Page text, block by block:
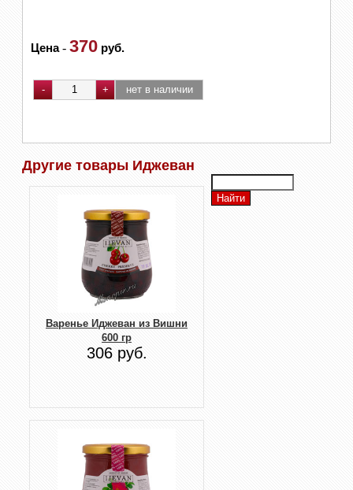
Цена- 370 руб.
Другие товары Иджеван
Варенье Иджеван из Вишни
600 гр
306 руб.